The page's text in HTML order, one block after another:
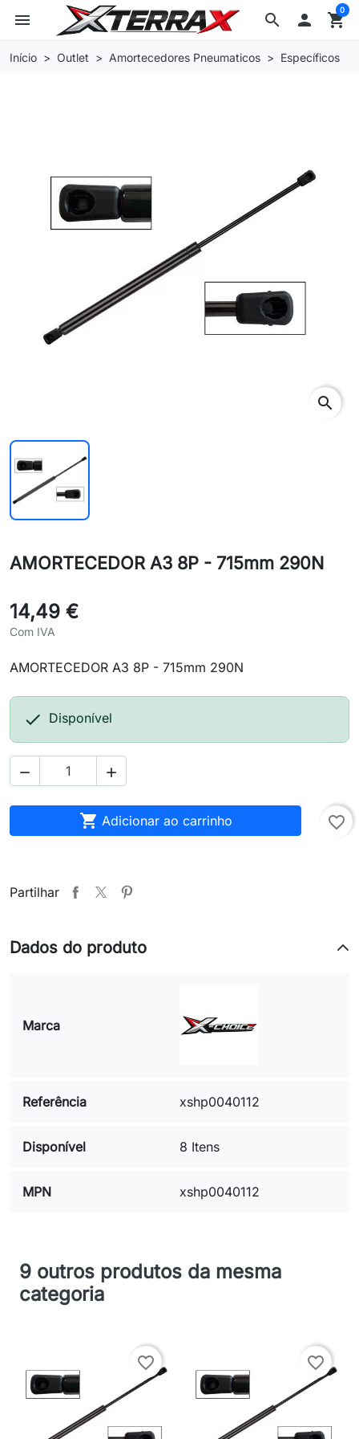
search
menu  shopping_cart
0
Início Outlet Amortecedores Pneumaticos Específicos
search
AMORTECEDOR A3 8P - 715mm 290N
14,49 €
Com IVA
AMORTECEDOR A3 8P - 715mm 290N
 Disponível
 
 Adicionar ao carrinho favorite_border
Partilhar
Dados do produto
Marca
Referência xshp0040112
Disponível 8 Itens
MPN xshp0040112
9 outros produtos da mesma
categoria
favorite_border favorite_border